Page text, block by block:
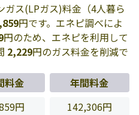
ガス(LPガス)料金（4人暮ら
円です。エネピ調べによ
円のため、エネピを利用して
2,229円のガス料金を削減で
料金
年間料金
円
142,306円